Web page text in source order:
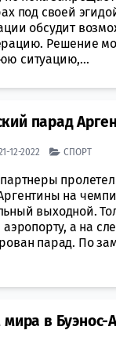
под своей
обсудит
Решение
ситуацию,...
парад
12-2022 СПОРТ
на
выходной.
аэропорту, а на
парад. По
в Буэнос-